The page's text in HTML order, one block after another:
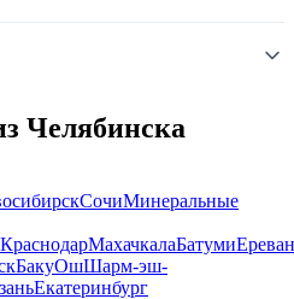
Челябинска
СочиМинеральные
КраснодарМахачкалаБатумиЕреван
БакуОшШарм-эш-
Екатеринбург